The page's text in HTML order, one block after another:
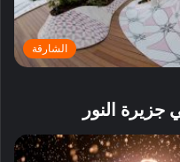
الشارقة
النور